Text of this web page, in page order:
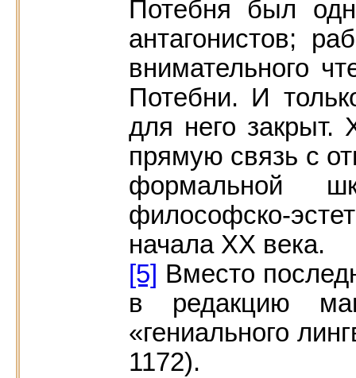
Потебня был
антагонистов;
внимательного
Потебни. И
для него закрыт.
прямую связь с
формальной
философско-
начала XX века.
[5] Вместо
в редакцию
«гениального
1172).